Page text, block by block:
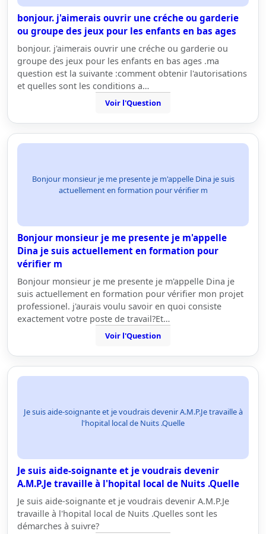
bonjour. j'aimerais ouvrir une créche ou garderie
ou groupe des jeux pour les enfants en bas ages
bonjour. j'aimerais ouvrir une créche ou garderie ou
groupe des jeux pour les enfants en bas ages .ma
question est la suivante :comment obtenir l'autorisations
et quelles sont les conditions a…
Voir l'Question
Bonjour monsieur je me presente je m'appelle Dina je suis
actuellement en formation pour vérifier m
Bonjour monsieur je me presente je m'appelle
Dina je suis actuellement en formation pour
vérifier m
Bonjour monsieur je me presente je m'appelle Dina je
suis actuellement en formation pour vérifier mon projet
professionel. j'aurais voulu savoir en quoi consiste
exactement votre poste de travail?Et…
Voir l'Question
Je suis aide-soignante et je voudrais devenir A.M.P.Je travaille à
l'hopital local de Nuits .Quelle
Je suis aide-soignante et je voudrais devenir
A.M.P.Je travaille à l'hopital local de Nuits .Quelle
Je suis aide-soignante et je voudrais devenir A.M.P.Je
travaille à l'hopital local de Nuits .Quelles sont les
démarches à suivre?